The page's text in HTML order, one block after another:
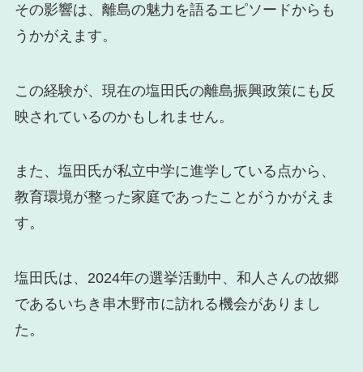
その影響は、離島の魅力を語るエピソードからも
うかがえます。
この経験が、現在の塩田氏の離島振興政策にも反
映されているのかもしれません。
また、塩田氏が私立中学に進学している点から、
教育環境が整った家庭であったことがうかがえま
す。
塩田氏は、2024年の選挙活動中、和人さんの故郷
であるいちき串木野市に訪れる機会がありまし
た。